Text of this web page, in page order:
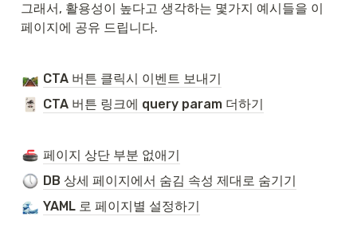
그래서, 활용성이 높다고 생각하는 몇가지 예시들을 이
페이지에 공유 드립니다.
CTA 버튼 클릭시 이벤트 보내기
CTA 버튼 링크에 query param 더하기
페이지 상단 부분 없애기
DB 상세 페이지에서 숨김 속성 제대로 숨기기
YAML 로 페이지별 설정하기